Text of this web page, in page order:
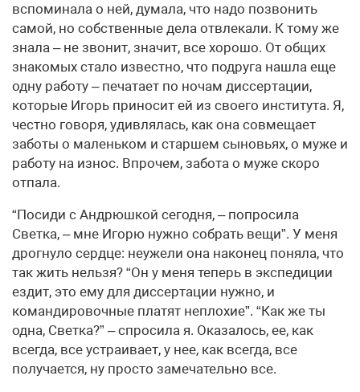
вспоминала о ней, думала, что надо позвонить
самой, но собственные дела отвлекали. К тому же
знала – не звонит, значит, все хорошо. От общих
знакомых стало известно, что подруга нашла еще
одну работу – печатает по ночам диссертации,
которые Игорь приносит ей из своего института. Я,
честно говоря, удивлялась, как она совмещает
заботы о маленьком и старшем сыновьях, о муже и
работу на износ. Впрочем, забота о муже скоро
отпала.
“Посиди с Андрюшкой сегодня, – попросила
Светка, – мне Игорю нужно собрать вещи”. У меня
дрогнуло сердце: неужели она наконец поняла, что
так жить нельзя? “Он у меня теперь в экспедиции
ездит, это ему для диссертации нужно, и
командировочные платят неплохие”. “Как же ты
одна, Светка?” – спросила я. Оказалось, ее, как
всегда, все устраивает, у нее, как всегда, все
получается, ну просто замечательно все.